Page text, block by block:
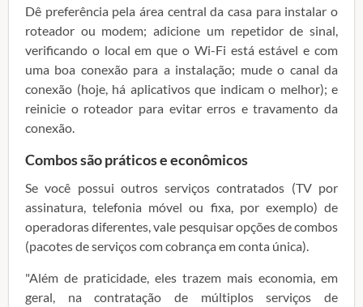
Dê preferência pela área central da casa para instalar o
roteador ou modem; adicione um repetidor de sinal,
verificando o local em que o Wi-Fi está estável e com
uma boa conexão para a instalação; mude o canal da
conexão (hoje, há aplicativos que indicam o melhor); e
reinicie o roteador para evitar erros e travamento da
conexão.
Combos são práticos e econômicos
Se você possui outros serviços contratados (TV por
assinatura, telefonia móvel ou fixa, por exemplo) de
operadoras diferentes, vale pesquisar opções de combos
(pacotes de serviços com cobrança em conta única).
"Além de praticidade, eles trazem mais economia, em
geral, na contratação de múltiplos serviços de